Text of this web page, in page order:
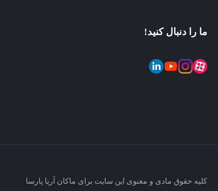
ما را دنبال کنید!
کلیه حقوق مادی و معنوی این سایت برای ماکان آریا پارسا